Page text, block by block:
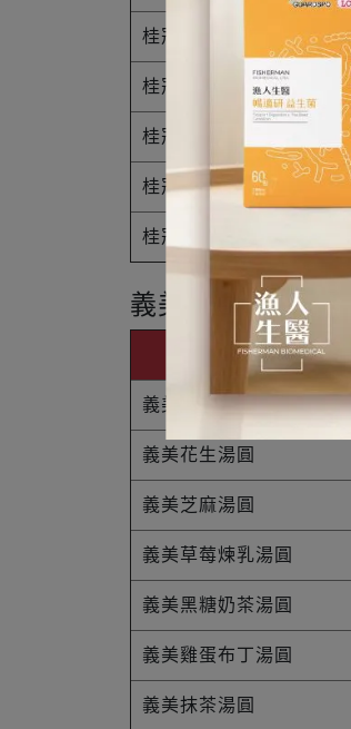
桂冠抹茶湯圓
桂冠鮮肉湯圓
桂冠流沙湯圓
桂冠紅豆湯圓
桂冠小湯圓
義美湯圓熱量表
品名
義美奶茶湯圓
義美花生湯圓
義美芝麻湯圓
義美草莓煉乳湯圓
義美黑糖奶茶湯圓
義美雞蛋布丁湯圓
義美抹茶湯圓